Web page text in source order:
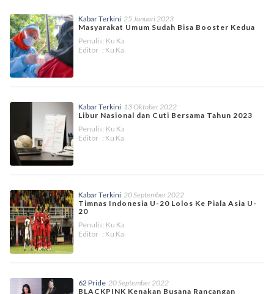
Kabar Terkini 25 Januari 2023
Masyarakat Umum Sudah Bisa Booster Kedua
Penulis: Ku Ka
Editor : Ku Ka
Kabar Terkini 13 Oktober 2022
Libur Nasional dan Cuti Bersama Tahun 2023
Penulis: Ku Ka
Editor : Ku Ka
Kabar Terkini 20 September 2022
Timnas Indonesia U-20 Lolos Ke Piala Asia U-
20
Penulis: Ku Ka
Editor : Ku Ka
62 Pride 20 September 2022
BLACKPINK Kenakan Busana Rancangan